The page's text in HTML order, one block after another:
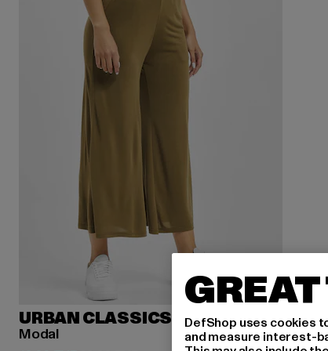
URBAN CLASSICS
Modal
GREAT
DefShop uses cookies
and measure interest-